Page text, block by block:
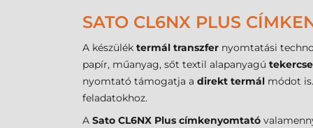
SATO CL6NX PLUS
A készülék termál transzfer nyomtatási
papír, műanyag, sőt textil alapanyagú
nyomtató támogatja a direkt termál módot
feladatokhoz.
A Sato CL6NX Plus címkenyomtató